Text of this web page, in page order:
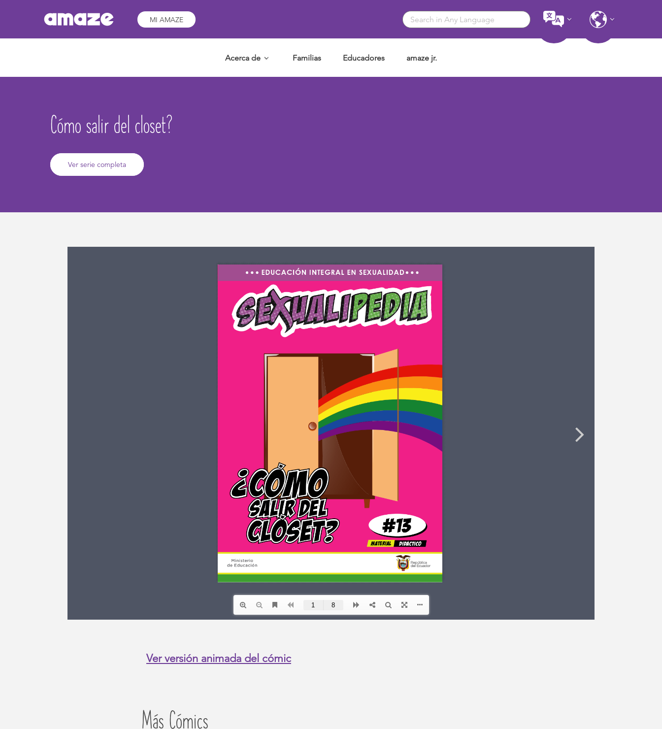
MI AMAZE
Familias Educadores amaze jr.
Acerca de
Cómo salir del closet?
Ver serie completa
Ver versión animada del cómic
Más Cómics